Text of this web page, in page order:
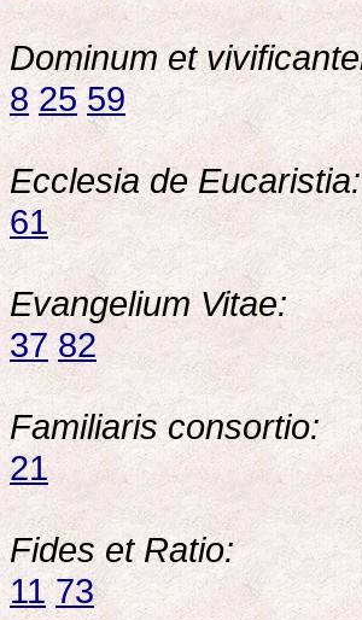
Dominum et
8 25 59
Ecclesia de Eucaristia:
61
Evangelium Vitae:
37 82
Familiaris consortio:
21
Fides et Ratio:
11 73